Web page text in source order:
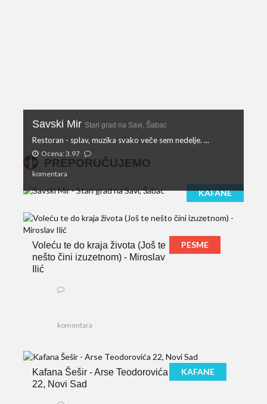
PREPORUČUJEMO
KAFANE
Savski Mir Stari grad na Savi, Šabac
Restoran - splav, muzika svako veče sem nedelje. ...
Ocena: 3.97
komentara
Voleću te do kraja života (Još te
nešto čini izuzetnom) - Miroslav
Ilić
PESME
komentara
Kafana Šešir - Arse Teodorovića
22, Novi Sad
KAFANE